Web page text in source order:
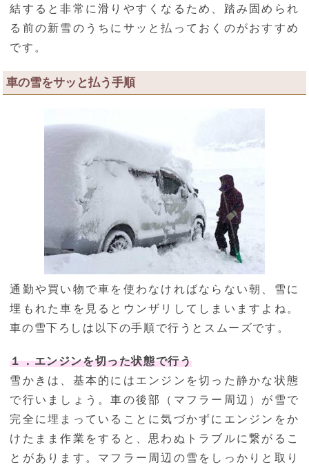
結すると非常に滑りやすくなるため、踏み固められ
る前の新雪のうちにサッと払っておくのがおすすめ
です。
車の雪をサッと払う手順
通勤や買い物で車を使わなければならない朝、雪に
埋もれた車を見るとウンザリしてしまいますよね。
車の雪下ろしは以下の手順で行うとスムーズです。
１．エンジンを切った状態で行う
雪かきは、基本的にはエンジンを切った静かな状態
で行いましょう。車の後部（マフラー周辺）が雪で
完全に埋まっていることに気づかずにエンジンをか
けたまま作業をすると、思わぬトラブルに繋がるこ
とがあります。マフラー周辺の雪をしっかりと取り